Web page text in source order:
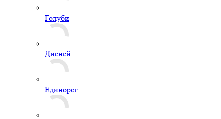
Голуби
Дисней
Единорог